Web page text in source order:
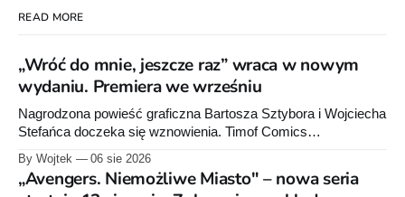
READ MORE
„Wróć do mnie, jeszcze raz” wraca w nowym
wydaniu. Premiera we wrześniu
Nagrodzona powieść graficzna Bartosza Sztybora i Wojciecha
Stefańca doczeka się wznowienia. Timof Comics
przygotowuje nową edycję albumu „Wróć do mnie, jeszcze
raz”, którego pierwsze wydanie ukazało się w 2015 roku.
By Wojtek 06 sie 2026
„Avengers. Niemożliwe Miasto" – nowa seria